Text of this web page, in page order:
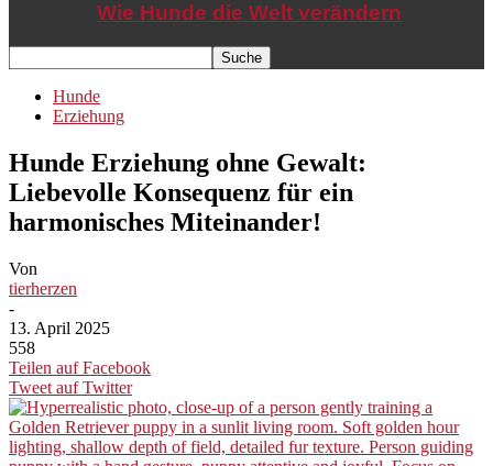
Wie Hunde die Welt verändern
Hunde
Erziehung
Hunde Erziehung ohne Gewalt:
Liebevolle Konsequenz für ein
harmonisches Miteinander!
Von
tierherzen
-
13. April 2025
558
Teilen auf Facebook
Tweet auf Twitter